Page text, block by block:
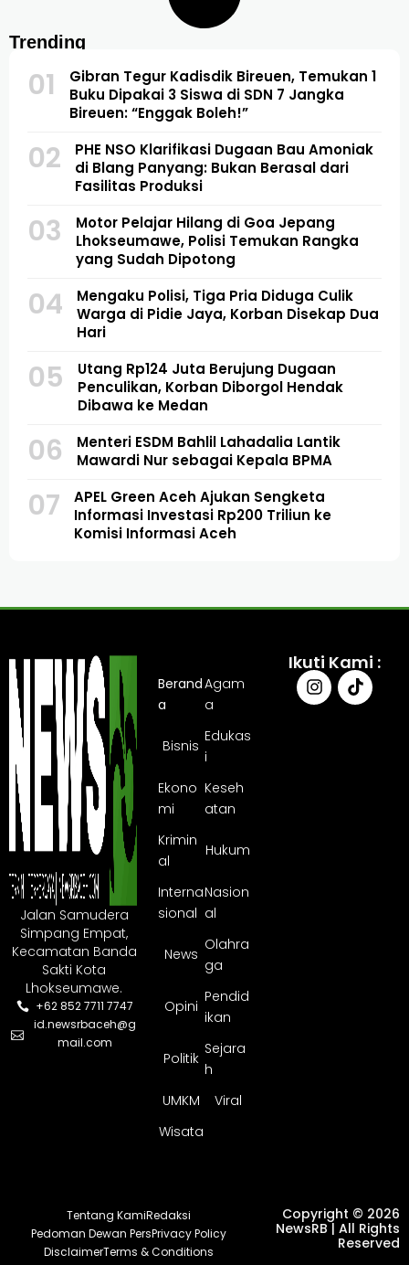
Trending
01
Gibran Tegur Kadisdik Bireuen, Temukan 1
Buku Dipakai 3 Siswa di SDN 7 Jangka
Bireuen: “Enggak Boleh!”
02
PHE NSO Klarifikasi Dugaan Bau Amoniak
di Blang Panyang: Bukan Berasal dari
Fasilitas Produksi
03
Motor Pelajar Hilang di Goa Jepang
Lhokseumawe, Polisi Temukan Rangka
yang Sudah Dipotong
04
Mengaku Polisi, Tiga Pria Diduga Culik
Warga di Pidie Jaya, Korban Disekap Dua
Hari
05
Utang Rp124 Juta Berujung Dugaan
Penculikan, Korban Diborgol Hendak
Dibawa ke Medan
06
Menteri ESDM Bahlil Lahadalia Lantik
Mawardi Nur sebagai Kepala BPMA
07
APEL Green Aceh Ajukan Sengketa
Informasi Investasi Rp200 Triliun ke
Komisi Informasi Aceh
Jalan Samudera
Simpang Empat,
Kecamatan Banda
Sakti Kota
Lhokseumawe.
+62 852 7711 7747
id.newsrbaceh@g
mail.com
Berand
a
Agam
a
Bisnis
Edukas
i
Ekono
mi
Keseh
atan
Krimin
al
Hukum
Interna
sional
Nasion
al
News
Olahra
ga
Opini
Pendid
ikan
Politik
Sejara
h
UMKM
Viral
Wisata
Ikuti Kami :
Tentang KamiRedaksi
Pedoman Dewan PersPrivacy Policy
DisclaimerTerms & Conditions
Copyright © 2026
NewsRB | All Rights
Reserved